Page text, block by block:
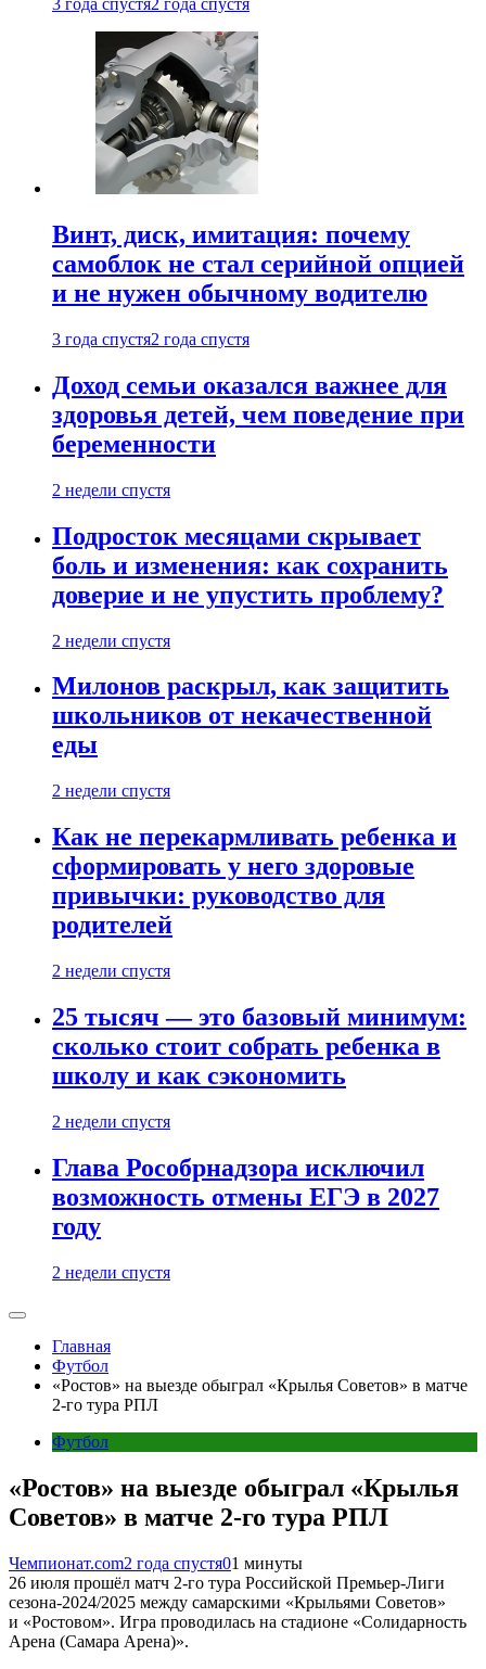
3 года спустя2 года спустя
Винт, диск, имитация: почему
самоблок не стал серийной опцией
и не нужен обычному водителю
3 года спустя2 года спустя
Доход семьи оказался важнее для
здоровья детей, чем поведение при
беременности
2 недели спустя
Подросток месяцами скрывает
боль и изменения: как сохранить
доверие и не упустить проблему?
2 недели спустя
Милонов раскрыл, как защитить
школьников от некачественной
еды
2 недели спустя
Как не перекармливать ребенка и
сформировать у него здоровые
привычки: руководство для
родителей
2 недели спустя
25 тысяч — это базовый минимум:
сколько стоит собрать ребенка в
школу и как сэкономить
2 недели спустя
Глава Рособрнадзора исключил
возможность отмены ЕГЭ в 2027
году
2 недели спустя
Главная
Футбол
«Ростов» на выезде обыграл «Крылья Советов» в матче
2-го тура РПЛ
Футбол
«Ростов» на выезде обыграл «Крылья
Советов» в матче 2-го тура РПЛ
Чемпионат.com2 года спустя01 минуты
26 июля прошёл матч 2-го тура Российской Премьер-Лиги
сезона-2024/2025 между самарскими «Крыльями Советов»
и «Ростовом». Игра проводилась на стадионе «Солидарность
Арена (Самара Арена)».